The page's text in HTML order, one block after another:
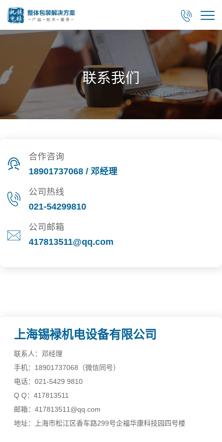

联系我们
合作咨询
18901737068 / 邓经理
公司热线
021-54299810
公司邮箱
417813511@qq.com
上海锡䘵机电设备有限公司
联系人：邓经理
手机：18901737068（微信同号）
电话：021-5429 9810
Q Q：417813511
邮箱：417813511@qq.com
地址：上海市松江区香车路299号企福华康科技园四号楼